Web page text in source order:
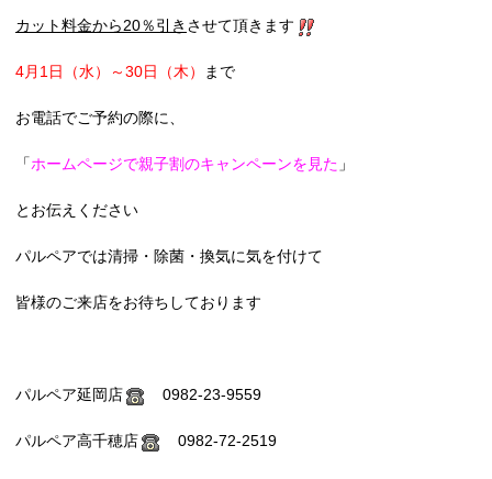
カット料金から20％引き させて頂きます
4月1日（水）～30日（木） まで
お電話でご予約の際に、
「ホームページで親子割のキャンペーンを見た 」
とお伝えください
パルペアでは清掃・除菌・換気に気を付けて
皆様のご来店をお待ちしております
パルペア延岡店 0982-23-9559
パルペア高千穂店 0982-72-2519